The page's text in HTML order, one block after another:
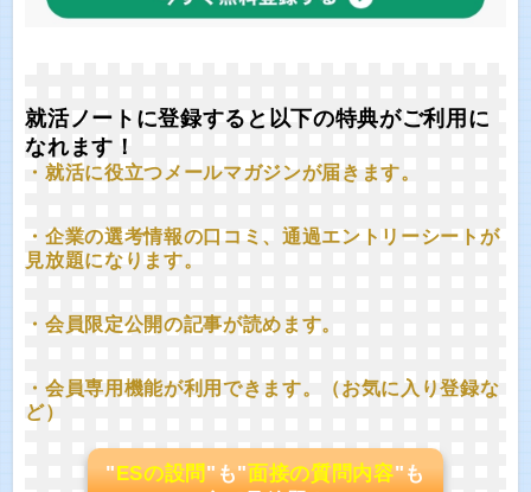
就活ノートに登録すると以下の特典がご利用に
なれます！
・就活に役立つメールマガジンが届きます。
・企業の選考情報の口コミ、通過エントリーシートが
見放題になります。
・会員限定公開の記事が読めます。
・会員専用機能が利用できます。（お気に入り登録な
ど）
"ESの設問"も"面接の質問内容"も